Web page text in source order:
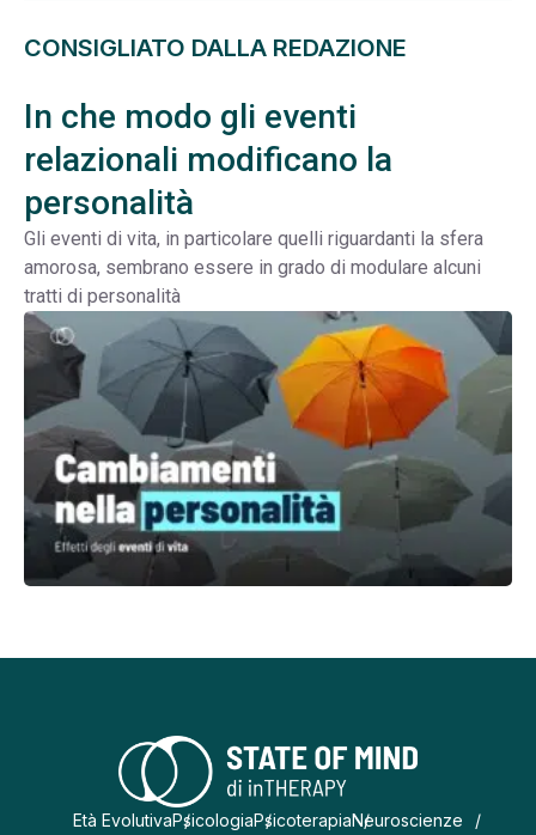
CONSIGLIATO DALLA REDAZIONE
In che modo gli eventi
relazionali modificano la
personalità
Gli eventi di vita, in particolare quelli riguardanti la sfera
amorosa, sembrano essere in grado di modulare alcuni
tratti di personalità
Età EvolutivaPsicologiaPsicoterapiaNeuroscienze